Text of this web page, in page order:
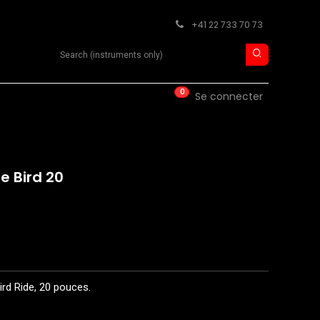
+41 22 733 70 73
Search product
0 Se connecter
Bird 20
Ride, 20 pouces.